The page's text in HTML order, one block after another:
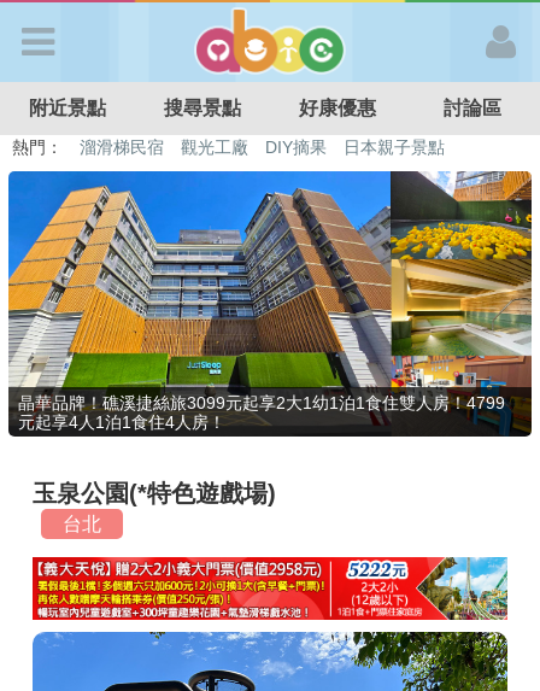
APP登入
首 頁
搜尋景點
好康優惠
最新消息
最新留言
商家合作
附近景點 搜尋景點 好康優惠 討論區
熱門： 溜滑梯民宿 觀光工廠 DIY摘果
日本親子景點
特色遊戲場
親子住房優惠 台北親子餐廳 溫泉泡湯SPA
晶華品牌！礁溪捷絲旅3099元起享2大1幼1泊1食住雙人房！4799
元起享4人1泊1食住4人房！
玉泉公園(*特色遊戲場)
台北